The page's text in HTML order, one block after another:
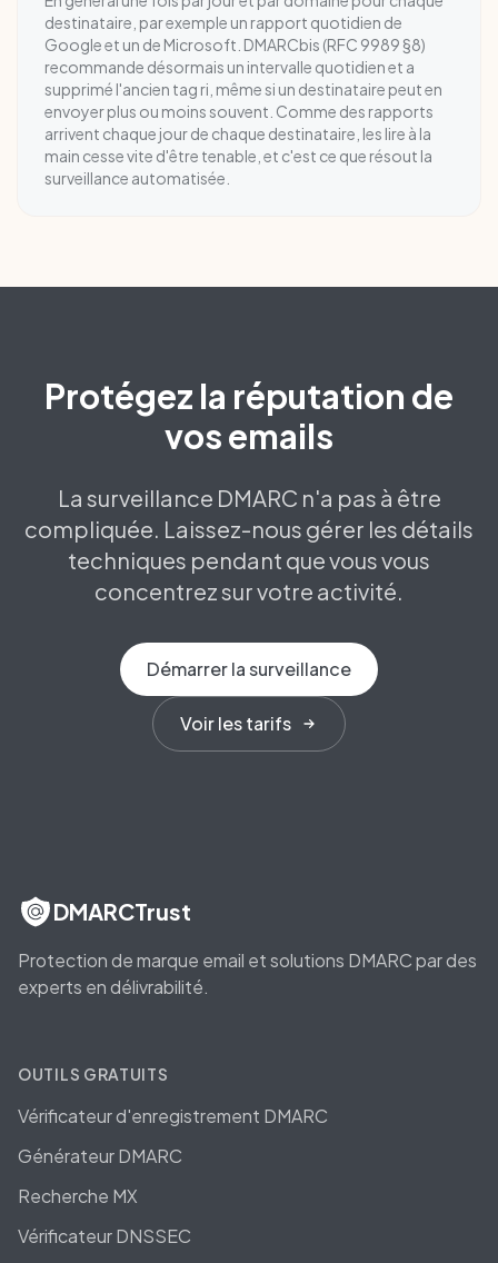
destinataire, par exemple un rapport quotidien de
Google et un de Microsoft. DMARCbis (RFC 9989 §8)
recommande désormais un intervalle quotidien et a
supprimé l'ancien tag ri, même si un destinataire peut en
envoyer plus ou moins souvent. Comme des rapports
arrivent chaque jour de chaque destinataire, les lire à la
main cesse vite d'être tenable, et c'est ce que résout la
surveillance automatisée.
Protégez la réputation de
vos emails
La surveillance DMARC n'a pas à être
compliquée. Laissez-nous gérer les détails
techniques pendant que vous vous
concentrez sur votre activité.
Démarrer la surveillance
Voir les tarifs
DMARCTrust
Protection de marque email et solutions DMARC par des
experts en délivrabilité.
OUTILS GRATUITS
Vérificateur d'enregistrement DMARC
Générateur DMARC
Recherche MX
Vérificateur DNSSEC